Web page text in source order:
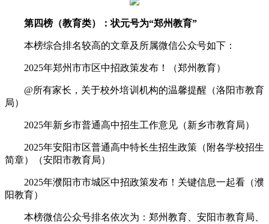
第四榜（教育类）：状元号为“郑州教育”
本榜综合排名较高的文章及所属微信公众号如下：
2025年郑州市市区中招政策发布！（郑州教育）
@所有家长，关于校外培训机构的温馨提醒（洛阳市教育
局）
2025年新乡市普通高中招生工作意见（新乡市教育局）
2025年安阳市区普通高中特长生招生政策（附各学校招生
简章）（安阳市教育局）
2025年濮阳市市城区中招政策发布！关键信息一起看（濮
阳教育）
本榜微信公众号排名依次为：郑州教育、安阳市教育局、